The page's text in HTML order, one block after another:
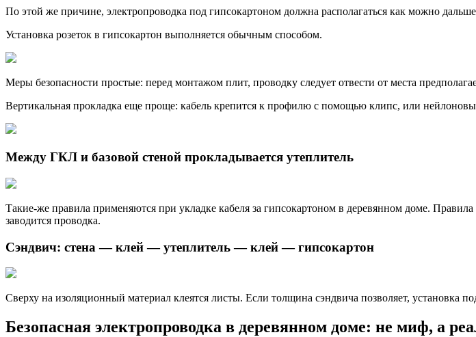
По этой же причине, электропроводка под гипсокартоном должна располагаться как можно
Установка розеток в гипсокартон выполняется обычным способом.
Меры безопасности простые: перед монтажом плит, проводку следует отвести от места
Вертикальная прокладка еще проще: кабель крепится к профилю с помощью клипс, или
Между ГКЛ и базовой стеной прокладывается утеплитель
Такие-же правила применяются при укладке кабеля за гипсокартоном в деревянном доме.
заводится проводка.
Сэндвич: стена — клей — утеплитель — клей — гипсокартон
Сверху на изоляционный материал клеятся листы. Если толщина сэндвича позволяет, установка
Безопасная электропроводка в деревянном доме: не миф, а